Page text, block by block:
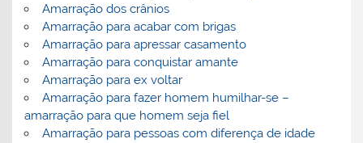
Amarração dos crânios
Amarração para acabar com brigas
Amarração para apressar casamento
Amarração para conquistar amante
Amarração para ex voltar
Amarração para fazer homem humilhar-se –
amarração para que homem seja fiel
Amarração para pessoas com diferença de idade